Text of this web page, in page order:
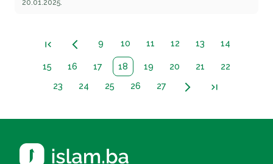
20.01.2025.
first_page arrow_back_ios_new 9 10 11 12 13 14
15 16 17 18 19 20 21
22
23
24 25 26 27 arrow_forward_ios last_page